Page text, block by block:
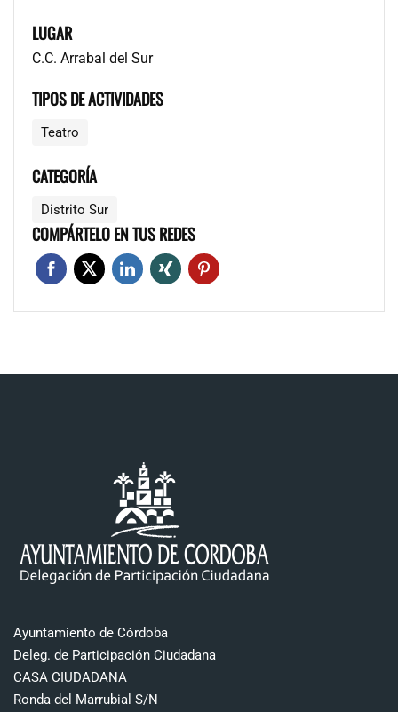
LUGAR
C.C. Arrabal del Sur
TIPOS DE ACTIVIDADES
Teatro
CATEGORÍA
Distrito Sur
COMPÁRTELO EN TUS REDES
Ayuntamiento de Córdoba
Deleg. de Participación Ciudadana
CASA CIUDADANA
Ronda del Marrubial S/N